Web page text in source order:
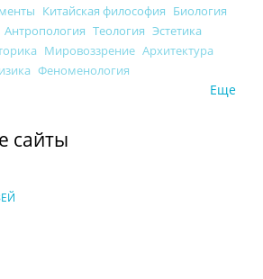
Китайская философия Биология
Антропология Теология Эстетика
Мировоззрение Архитектура
Феноменология
Еще
сайты